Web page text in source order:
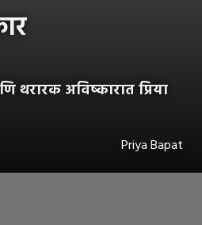
अविष्कारात प्रिया
Priya Bapat